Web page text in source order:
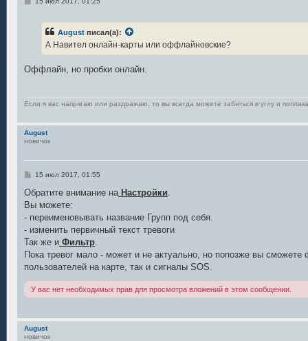
е
August писал(а):
А Навител онлайн-карты или оффлайновские?
Оффлайн, но пробки онлайн.
Если я вас напрягаю или раздражаю, то вы всегда можете забиться в углу и
August
новичок
С
о
щ
е
и
е
15 июл 2017, 01:55
Обратите внимание на Настройки
Вы можете:
- переименовывать название Групп под себя.
- изменить первичный текст тревоги
Так же и Фильтр
Пока тревог мало - может и не актуально, но попозже вы сможете
пользователей на карте, так и сигналы SOS.
У вас нет необходимых прав для просмотра вложений в этом сообщении.
August
новичок